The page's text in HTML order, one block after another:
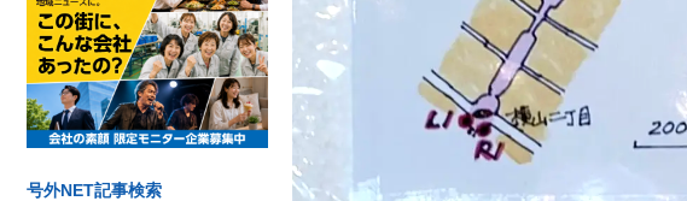
号外NET記事検索